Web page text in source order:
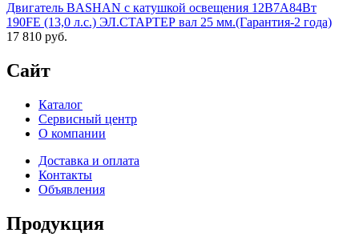
Двигатель BASHAN с катушкой освещения 12В7А84Вт
190FE (13,0 л.с.) ЭЛ.СТАРТЕР вал 25 мм.(Гарантия-2 года)
17 810 руб.
Сайт
Каталог
Сервисный центр
О компании
Доставка и оплата
Контакты
Объявления
Продукция